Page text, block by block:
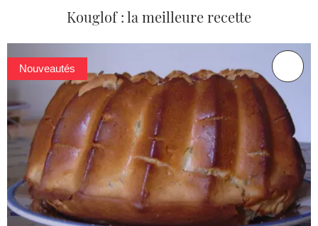
Kouglof : la meilleure recette
Nouveautés